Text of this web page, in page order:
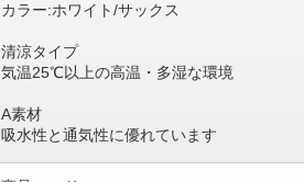
カラー:ホワイト/サックス
清涼タイプ
気温25℃以上の高温・多湿な環境
A素材
吸水性と通気性に優れています